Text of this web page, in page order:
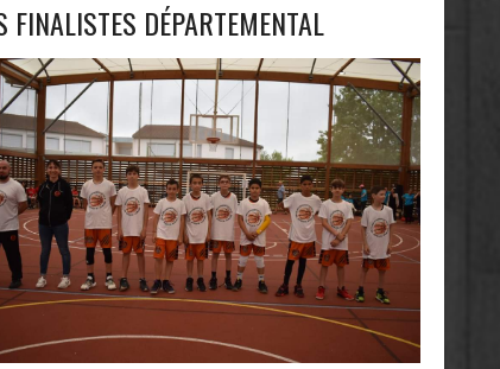
FINALISTES DÉPARTEMENTAL